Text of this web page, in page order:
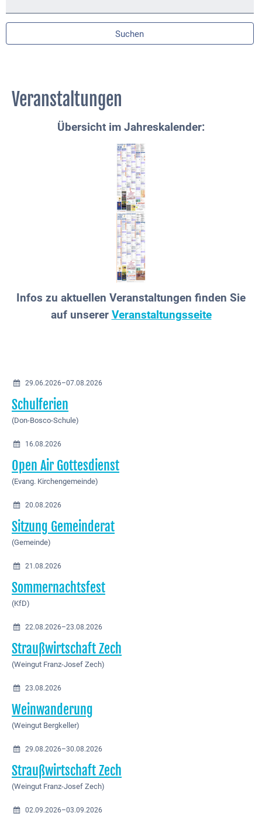
Suchen
Veranstaltungen
Übersicht im Jahreskalender:
Infos zu aktuellen Veranstaltungen finden Sie
auf unserer Veranstaltungsseite
29.06.2026–07.08.2026
Schulferien
(Don-Bosco-Schule)
16.08.2026
Open Air Gottesdienst
(Evang. Kirchengemeinde)
20.08.2026
Sitzung Gemeinderat
(Gemeinde)
21.08.2026
Sommernachtsfest
(KfD)
22.08.2026–23.08.2026
Straußwirtschaft Zech
(Weingut Franz-Josef Zech)
23.08.2026
Weinwanderung
(Weingut Bergkeller)
29.08.2026–30.08.2026
Straußwirtschaft Zech
(Weingut Franz-Josef Zech)
02.09.2026–03.09.2026